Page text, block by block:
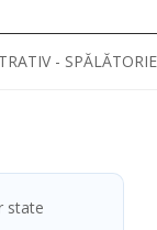
- SPĂLĂTORIE
state